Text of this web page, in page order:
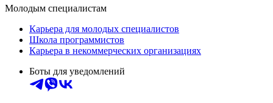
Молодым специалистам
Карьера для молодых специалистов
Школа программистов
Карьера в некоммерческих организациях
Боты для уведомлений